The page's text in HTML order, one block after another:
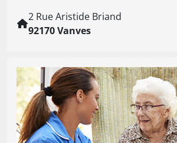
2 Rue Aristide Briand
92170 Vanves